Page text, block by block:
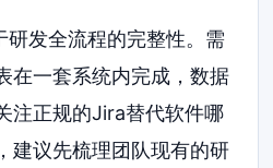
研发全流程的完整性。需
在一套系统内完成，数据
注正规的Jira替代软件哪
建议先梳理团队现有的研